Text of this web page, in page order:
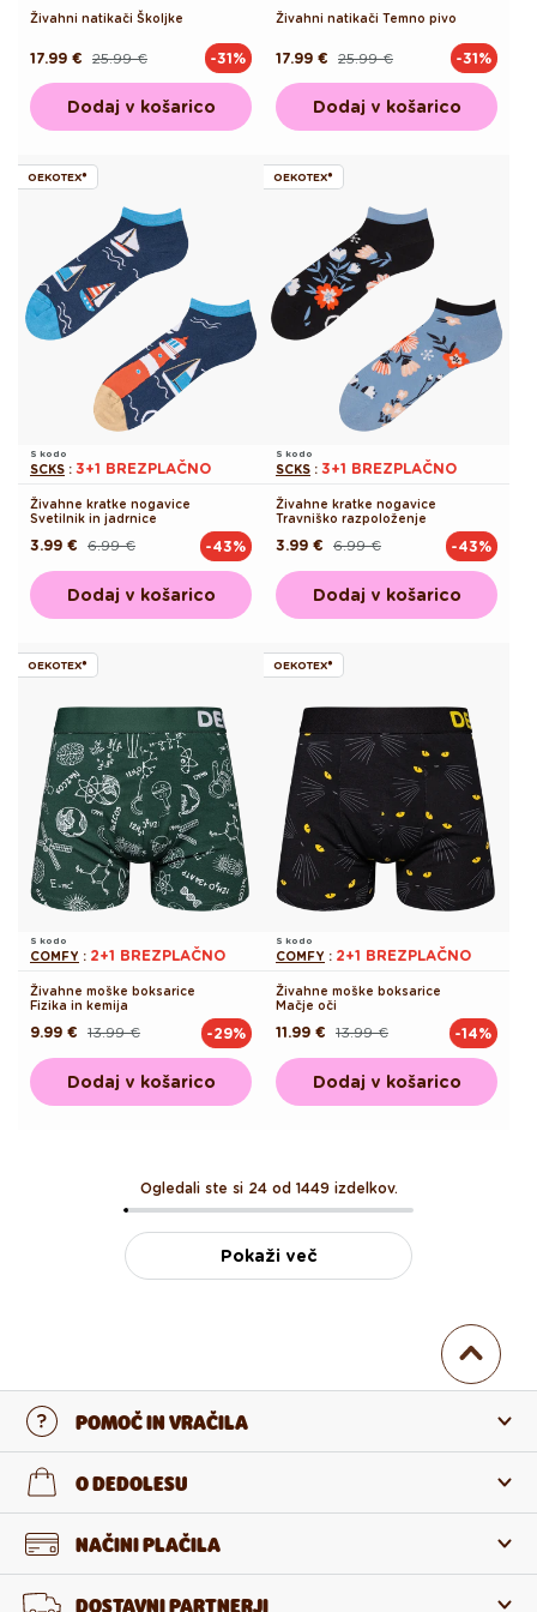
Živahni natikači Školjke
Redna
25.99 €
Akcijska
17.99 € -31%
Dodaj v košarico
Živahni natikači Temno pivo
Redna
25.99 €
Akcijska
17.99 € -31%
Dodaj v košarico
OEKOTEX®
S kodo
SCKS : 3+1 BREZPLAČNO
Živahne kratke nogavice
Svetilnik in jadrnice
Redna 6.99 €
Akcijska
3.99 € -43%
Dodaj v košarico
OEKOTEX®
S kodo
SCKS : 3+1 BREZPLAČNO
Živahne kratke nogavice
Travniško razpoloženje
Redna 6.99 €
Akcijska
3.99 € -43%
Dodaj v košarico
OEKOTEX®
S kodo
COMFY : 2+1 BREZPLAČNO
Živahne moške boksarice
Fizika in kemija
Redna 13.99 €
Akcijska
9.99 € -29%
Dodaj v košarico
OEKOTEX®
S kodo
COMFY : 2+1 BREZPLAČNO
Živahne moške boksarice
Mačje oči
Redna 13.99 €
Akcijska
11.99 € -14%
Dodaj v košarico
Ogledali ste si 24 od 1449 izdelkov.
Pokaži več
POMOČ IN VRAČILA
Stopi v stik z nami
Vračilo in reklamacija
O DEDOLESU
O nas NAČINI PLAČILA
DOSTAVNI PARTNERJI